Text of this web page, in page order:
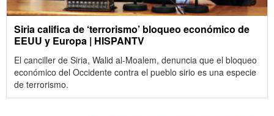
Siria califica de ‘terrorismo’ bloqueo económico de
EEUU y Europa | HISPANTV
El canciller de Siria, Walid al-Moalem, denuncia que el bloqueo
económico del Occidente contra el pueblo sirio es una especie
de terrorismo.